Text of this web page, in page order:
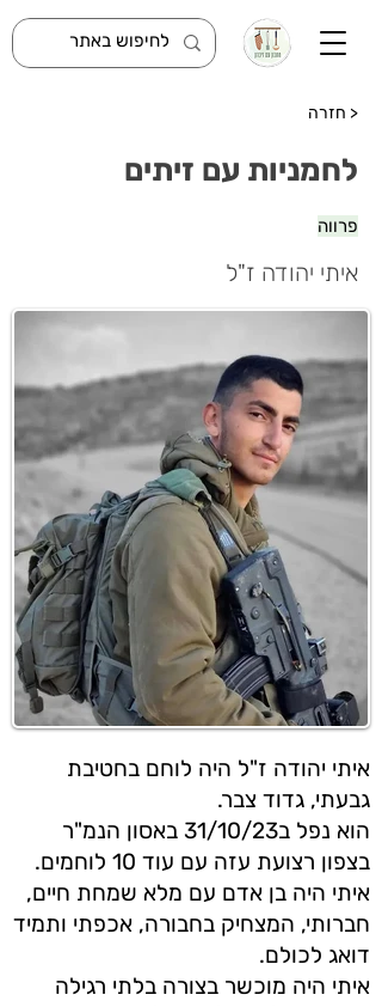
< חזרה
לחמניות עם זיתים
פרווה
איתי יהודה ז"ל
איתי יהודה ז"ל היה לוחם בחטיבת
גבעתי, גדוד צבר.
הוא נפל ב31/10/23 באסון הנמ"ר
בצפון רצועת עזה עם עוד 10 לוחמים.
איתי היה בן אדם עם מלא שמחת חיים,
חברותי, המצחיק בחבורה, אכפתי ותמיד
דואג לכולם.
איתי היה מוכשר בצורה בלתי רגילה